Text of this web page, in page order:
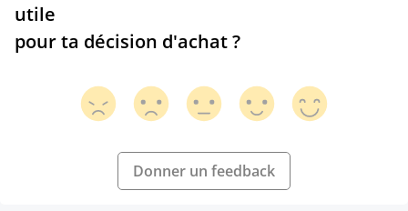
utile
pour ta décision d'achat ?
Donner un feedback